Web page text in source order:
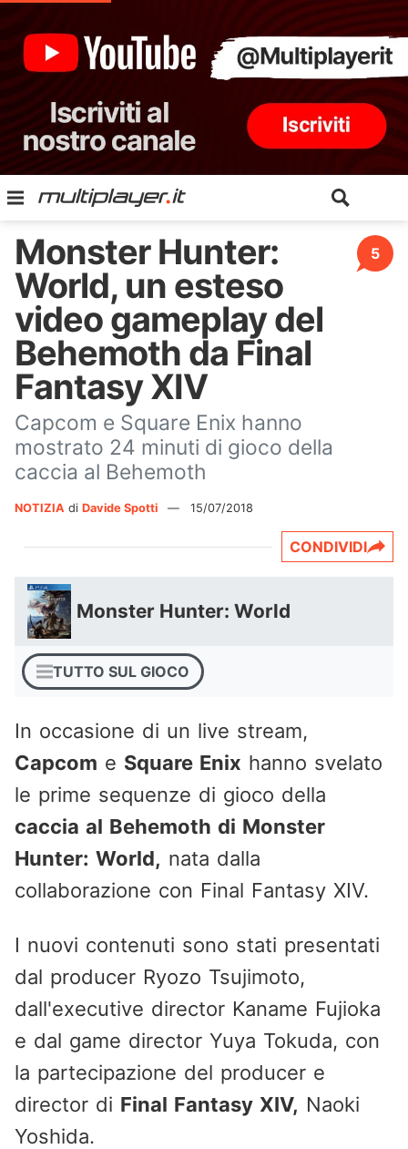
5
Monster Hunter:
World, un esteso
video gameplay del
Behemoth da Final
Fantasy XIV
Capcom e Square Enix hanno
mostrato 24 minuti di gioco della
caccia al Behemoth
NOTIZIA di Davide Spotti — 15/07/2018
CONDIVIDI
Monster Hunter: World
TUTTO SUL GIOCO
In occasione di un live stream,
Capcom e Square Enix hanno svelato
le prime sequenze di gioco della
caccia al Behemoth di Monster
Hunter: World, nata dalla
collaborazione con Final Fantasy XIV.
I nuovi contenuti sono stati presentati
dal producer Ryozo Tsujimoto,
dall'executive director Kaname Fujioka
e dal game director Yuya Tokuda, con
la partecipazione del producer e
director di Final Fantasy XIV, Naoki
Yoshida.